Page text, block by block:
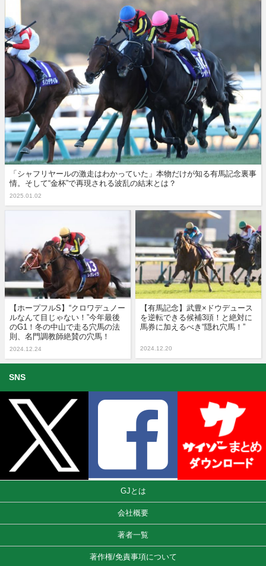
「シャフリヤールの激走はわかっていた」本物だけが知る有馬記念裏事
情。そして“金杯”で再現される波乱の結末とは？
2025.01.02
【ホープフルS】“クロワデュノー
ルなんて目じゃない！”今年最後
のG1！冬の中山で走る穴馬の法
則、名門調教師絶賛の穴馬！
2024.12.24
【有馬記念】武豊×ドウデュース
を逆転できる候補3頭！と絶対に
馬券に加えるべき“隠れ穴馬！”
2024.12.20
SNS
GJとは
会社概要
著者一覧
著作権/免責事項について